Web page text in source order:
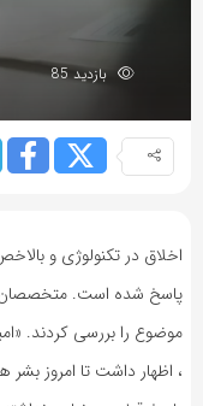
بازدید 85
اخلاق در تکنولوژی و
پاسخ شده است. متخصصان
موضوع را بررسی کردند.
، اظهار داشت تا امروز